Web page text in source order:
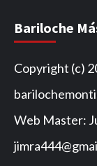
Bariloche
Copyright (c)
Web Master: